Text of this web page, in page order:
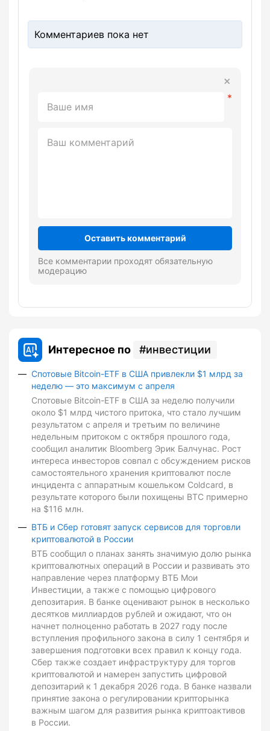
Комментариев пока нет
Оставить комментарий
Все комментарии проходят обязательную
модерацию
Интересное по инвестиции
Спотовые Bitcoin-ETF в США привлекли $1 млрд за
неделю — это максимум с апреля
Спотовые Bitcoin-ETF в США за неделю получили
около $1 млрд чистого притока, что стало лучшим
результатом с апреля и третьим по величине
недельным притоком с октября прошлого года,
сообщил аналитик Bloomberg Эрик Балчунас. Рост
интереса инвесторов совпал с обсуждением рисков
самостоятельного хранения криптовалют после
инцидента с аппаратным кошельком Coldcard, в
результате которого были похищены BTC примерно
на $116 млн.
ВТБ и Сбер готовят запуск сервисов для торговли
криптовалютой в России
ВТБ сообщил о планах занять значимую долю рынка
криптовалютных операций в России и развивать это
направление через платформу ВТБ Мои
Инвестиции, а также с помощью цифрового
депозитария. В банке оценивают рынок в несколько
десятков миллиардов рублей и ожидают, что он
начнет полноценно работать в 2027 году после
вступления профильного закона в силу 1 сентября и
завершения подготовки всех правил к концу года.
Сбер также создает инфраструктуру для торгов
криптовалютой и намерен запустить цифровой
депозитарий к 1 декабря 2026 года. В банке назвали
принятие закона о регулировании крипторынка
важным шагом для развития рынка криптоактивов
в России.